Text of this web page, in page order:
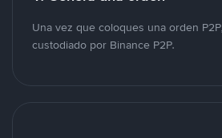
Una vez que coloques una orden
custodiado por Binance P2P.